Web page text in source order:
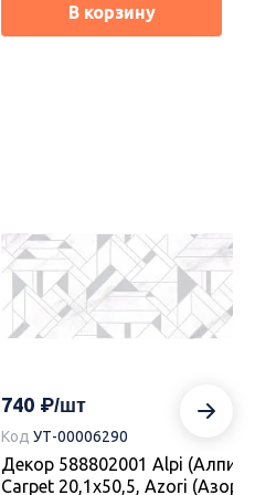
В корзину
650
Код УТ-00021754
Под заказ.
В корзину
740
Код УТ-00006290
Декор 588802001 Alpi (Алпи)
Carpet 20,1х50,5, Azori (Азори)